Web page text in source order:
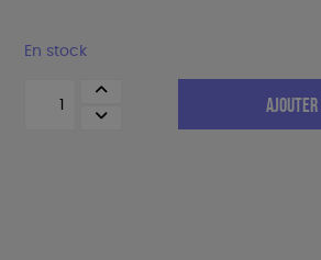
En stock